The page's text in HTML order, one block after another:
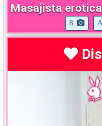
Masajista erotica
8